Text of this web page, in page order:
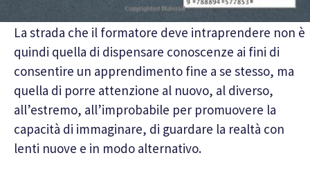
La strada che il formatore deve intraprendere non è
quindi quella di dispensare conoscenze ai fini di
consentire un apprendimento fine a se stesso, ma
quella di porre attenzione al nuovo, al diverso,
all’estremo, all’improbabile per promuovere la
capacità di immaginare, di guardare la realtà con
lenti nuove e in modo alternativo.